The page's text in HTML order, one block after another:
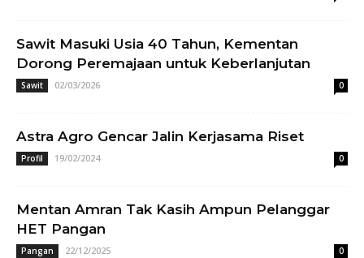
Sawit Masuki Usia 40 Tahun, Kementan
Dorong Peremajaan untuk Keberlanjutan
Sawit 02/03/2026 0
Astra Agro Gencar Jalin Kerjasama Riset
Profil 19/02/2024 0
Mentan Amran Tak Kasih Ampun Pelanggar
HET Pangan
Pangan 22/12/2025 0